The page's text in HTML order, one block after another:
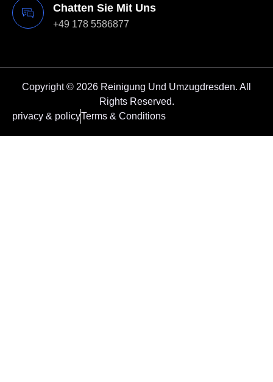
Chatten Sie Mit Uns
+49 178 5586877
Copyright © 2026 Reinigung Und Umzugdresden. All
Rights Reserved.
privacy & policyTerms & Conditions